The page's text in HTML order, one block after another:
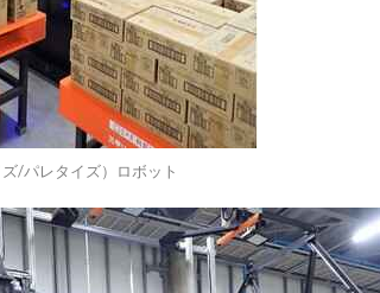
/パレタイズ）ロボット